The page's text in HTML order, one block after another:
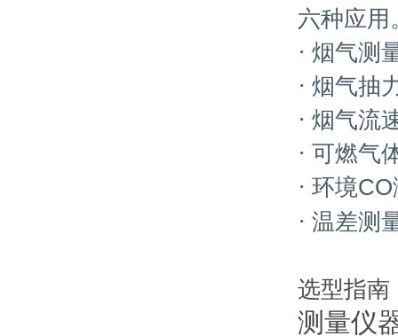
六种应用
· 烟气测
· 烟气抽
· 烟气流
· 可燃气
· 环境CO
· 温差测
选型指南
测量仪